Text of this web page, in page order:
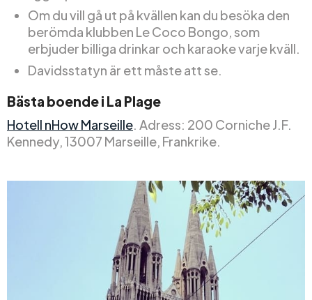
Om du vill gå ut på kvällen kan du besöka den
berömda klubben Le Coco Bongo, som
erbjuder billiga drinkar och karaoke varje kväll.
Davidsstatyn är ett måste att se.
Bästa boende i La Plage
Hotell nHow Marseille. Adress: 200 Corniche J.F.
Kennedy, 13007 Marseille, Frankrike.